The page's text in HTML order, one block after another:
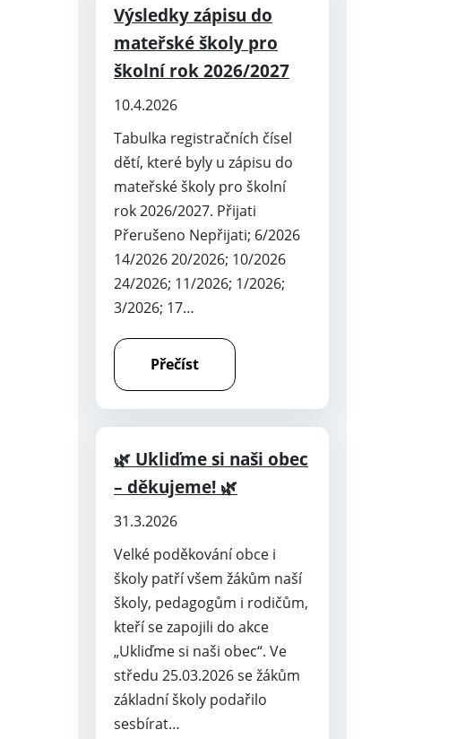
Výsledky zápisu do
mateřské školy pro
školní rok 2026/2027
10.4.2026
Tabulka registračních čísel
dětí, které byly u zápisu do
mateřské školy pro školní
rok 2026/2027. Přijati
Přerušeno Nepřijati; 6/2026
14/2026 20/2026; 10/2026
24/2026; 11/2026; 1/2026;
3/2026; 17…
Přečíst
🌿 Ukliďme si naši obec
– děkujeme! 🌿
31.3.2026
Velké poděkování obce i
školy patří všem žákům naší
školy, pedagogům i rodičům,
kteří se zapojili do akce
„Ukliďme si naši obec“. Ve
středu 25.03.2026 se žákům
základní školy podařilo
sesbírat…